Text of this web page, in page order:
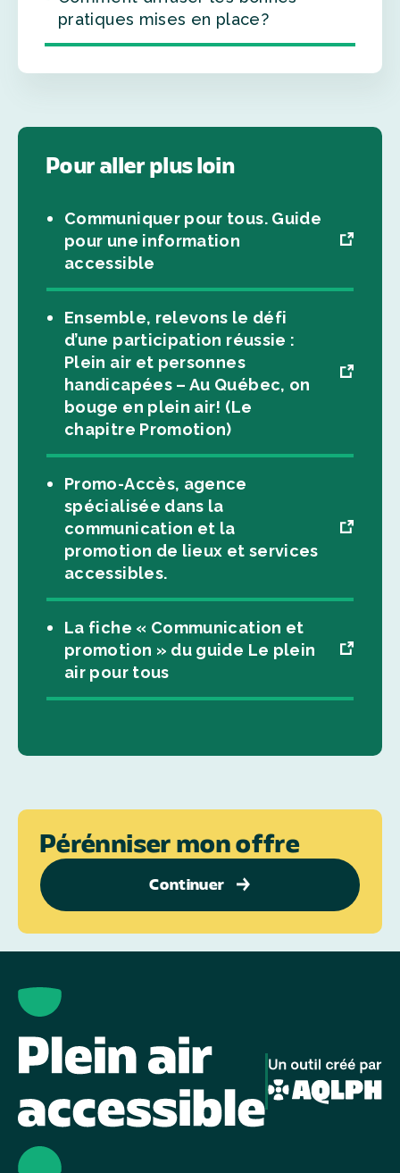
pratiques mises en place?
Pour aller plus loin
Communiquer pour tous. Guide
pour une information
accessible
Ensemble, relevons le défi
d’une participation réussie :
Plein air et personnes
handicapées – Au Québec, on
bouge en plein air! (Le
chapitre Promotion)
Promo-Accès, agence
spécialisée dans la
communication et la
promotion de lieux et services
accessibles.
La fiche « Communication et
promotion » du guide Le plein
air pour tous
Pérénniser mon offre
Continuer